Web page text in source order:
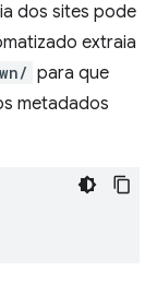
dos sites pode
extraia
para que
metadados